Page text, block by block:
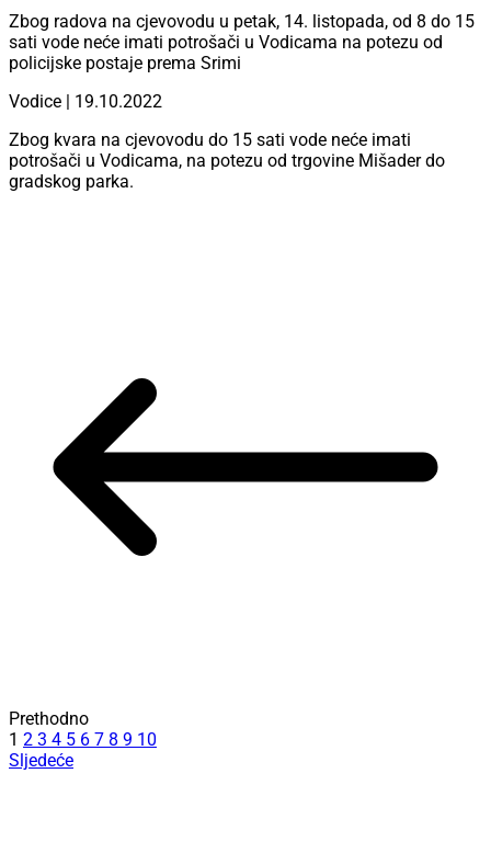
Zbog radova na cjevovodu u petak, 14. listopada, od 8 do 15
sati vode neće imati potrošači u Vodicama na potezu od
policijske postaje prema Srimi
Vodice | 19.10.2022
Zbog kvara na cjevovodu do 15 sati vode neće imati
potrošači u Vodicama, na potezu od trgovine Mišader do
gradskog parka.
Prethodno
1 2 3 4 5 6 7 8 9 10
Sljedeće